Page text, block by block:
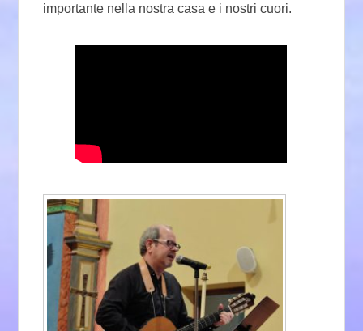
importante nella nostra casa e i nostri cuori.